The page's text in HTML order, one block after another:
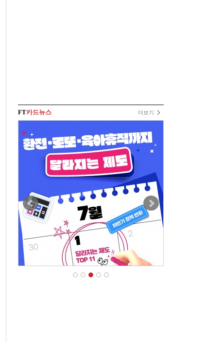
FT카드뉴스 더보기